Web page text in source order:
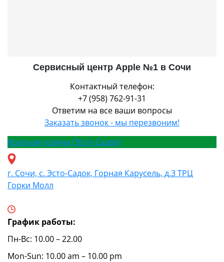
Сервисный центр Apple №1 в Сочи
Контактный телефон:
+7 (958) 762-91-31
Ответим на все ваши вопросы
Заказать звонок - мы перезвоним!
Красная поляна (Эсто-Садок)
г. Сочи, с. Эсто-Садок, Горная Карусель, д.3 ТРЦ
Горки Молл
График работы:
Пн-Вс: 10.00 – 22.00
Mon-Sun: 10.00 am – 10.00 pm